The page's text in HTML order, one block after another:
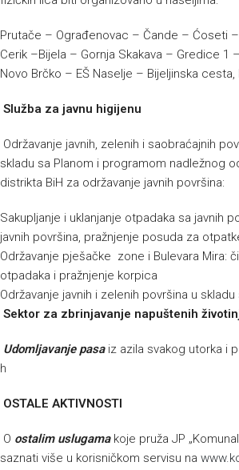
Prutače – Ograđenovac – Čande – Ćoseti –
Cerik –Bijela – Gornja Skakava – Gredice 1
Novo Brčko – EŠ Naselje – Bijeljinska cesta,
Služba za javnu higijenu
Održavanje javnih, zelenih i saobraćajnih
skladu sa Planom i programom nadležnog
distrikta BiH za održavanje javnih površina:
Sakupljanje i uklanjanje otpadaka sa javnih
javnih površina, pražnjenje posuda za
Održavanje pješačke zone i Bulevara Mira:
otpadaka i pražnjenje korpica
Održavanje javnih i zelenih površina u
Sektor za zbrinjavanje napuštenih
Udomljavanje pasaiz azila svakog utorka i
h
OSTALE AKTIVNOSTI
O ostalim uslugamakoje pruža JP
saznati više u korisničkom servisu na